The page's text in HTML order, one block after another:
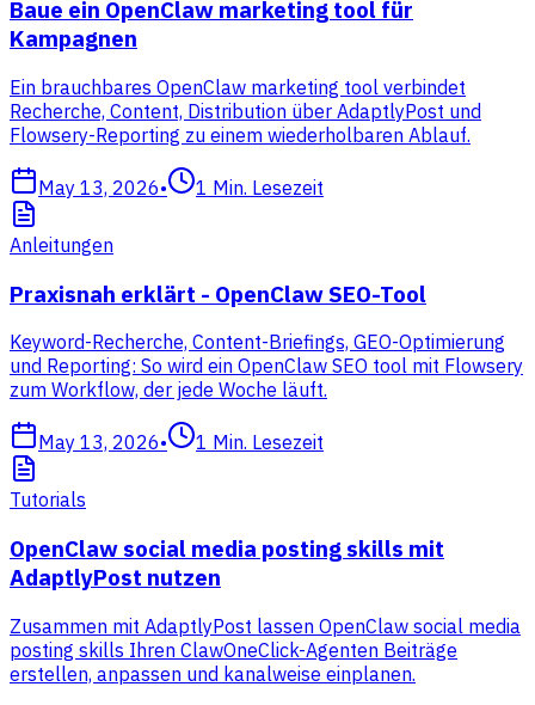
Baue ein OpenClaw marketing tool für
Kampagnen
Ein brauchbares OpenClaw marketing tool verbindet
Recherche, Content, Distribution über AdaptlyPost und
Flowsery-Reporting zu einem wiederholbaren Ablauf.
May 13, 2026• 1 Min. Lesezeit
Anleitungen
Praxisnah erklärt - OpenClaw SEO-Tool
Keyword-Recherche, Content-Briefings, GEO-Optimierung
und Reporting: So wird ein OpenClaw SEO tool mit Flowsery
zum Workflow, der jede Woche läuft.
May 13, 2026• 1 Min. Lesezeit
Tutorials
OpenClaw social media posting skills mit
AdaptlyPost nutzen
Zusammen mit AdaptlyPost lassen OpenClaw social media
posting skills Ihren ClawOneClick-Agenten Beiträge
erstellen, anpassen und kanalweise einplanen.